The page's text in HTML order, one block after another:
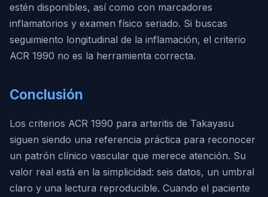
estén disponibles, así como con marcadores
inflamatorios y examen físico seriado. Si buscas
seguimiento longitudinal de la inflamación, el criterio
ACR 1990 no es la herramienta correcta.
Conclusión
Los criterios ACR 1990 para arteritis de Takayasu
siguen siendo una referencia práctica para reconocer
un patrón clínico vascular que merece atención. Su
valor real está en la simplicidad: seis datos, un umbral
claro y una lectura reproducible. Cuando el paciente